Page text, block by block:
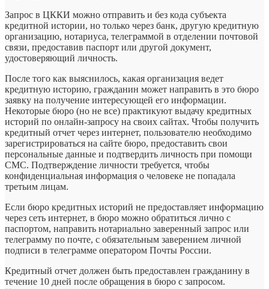
Запрос в ЦККИ можно отправить и без кода субъекта
кредитной истории, но только через банк, другую кредитную
организацию, нотариуса, телеграммой в отделении почтовой
связи, предоставив паспорт или другой документ,
удостоверяющий личность.
После того как выяснилось, какая организация ведет
кредитную историю, гражданин может направить в это бюро
заявку на получение интересующей его информации.
Некоторые бюро (но не все) практикуют выдачу кредитных
историй по онлайн-запросу на своих сайтах. Чтобы получить
кредитный отчет через интернет, пользователю необходимо
зарегистрироваться на сайте бюро, предоставить свои
персональные данные и подтвердить личность при помощи
СМС. Подтверждение личности требуется, чтобы
конфиденциальная информация о человеке не попадала
третьим лицам.
Если бюро кредитных историй не предоставляет информацию
через сеть интернет, в бюро можно обратиться лично с
паспортом, направить нотариально заверенный запрос или
телеграмму по почте, с обязательным заверением личной
подписи в телеграмме оператором Почты России.
Кредитный отчет должен быть предоставлен гражданину в
течение 10 дней после обращения в бюро с запросом.